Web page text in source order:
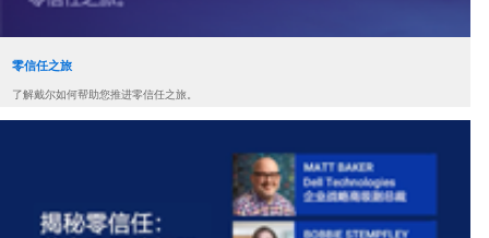
零信任之旅
了解戴尔如何帮助您推进零信任之旅。